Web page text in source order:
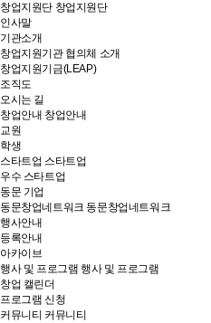
창업지원단 창업지원단
인사말
기관소개
창업지원기관 협의체 소개
창업지원기금(LEAP)
조직도
오시는 길
창업안내 창업안내
교원
학생
스타트업 스타트업
우수 스타트업
동문 기업
동문창업네트워크 동문창업네트워크
행사안내
등록안내
아카이브
행사 및 프로그램 행사 및 프로그램
창업 캘린더
프로그램 신청
커뮤니티 커뮤니티